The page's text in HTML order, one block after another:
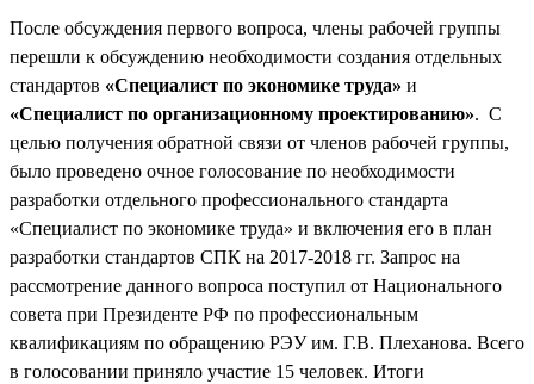
После обсуждения первого вопроса, члены рабочей группы
перешли к обсуждению необходимости создания отдельных
стандартов «Специалист по экономике труда» и
«Специалист по организационному проектированию». С
целью получения обратной связи от членов рабочей группы,
было проведено очное голосование по необходимости
разработки отдельного профессионального стандарта
«Специалист по экономике труда» и включения его в план
разработки стандартов СПК на 2017-2018 гг. Запрос на
рассмотрение данного вопроса поступил от Национального
совета при Президенте РФ по профессиональным
квалификациям по обращению РЭУ им. Г.В. Плеханова. Всего
в голосовании приняло участие 15 человек. Итоги